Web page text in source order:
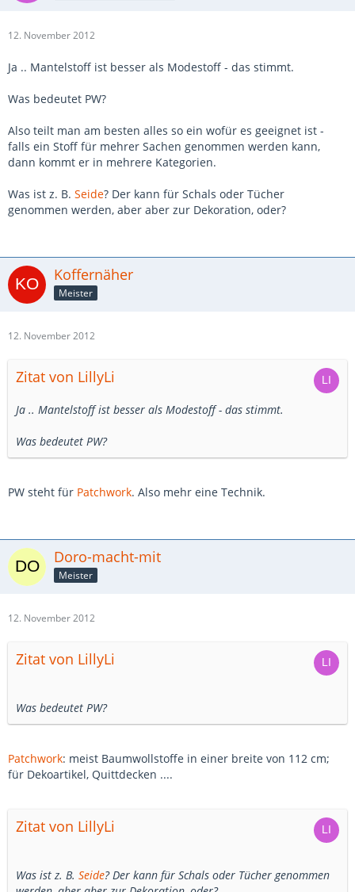
12. November 2012
Ja .. Mantelstoff ist besser als Modestoff - das stimmt.
Was bedeutet PW?
Also teilt man am besten alles so ein wofür es geeignet ist -
falls ein Stoff für mehrer Sachen genommen werden kann,
dann kommt er in mehrere Kategorien.
Was ist z. B. Seide? Der kann für Schals oder Tücher
genommen werden, aber aber zur Dekoration, oder?
Koffernäher
Meister
12. November 2012
Zitat von LillyLi
Ja .. Mantelstoff ist besser als Modestoff - das stimmt.
Was bedeutet PW?
PW steht für Patchwork. Also mehr eine Technik.
Doro-macht-mit
Meister
12. November 2012
Zitat von LillyLi
Was bedeutet PW?
Patchwork: meist Baumwollstoffe in einer breite von 112 cm;
für Dekoartikel, Quittdecken ....
Zitat von LillyLi
Was ist z. B. Seide? Der kann für Schals oder Tücher genommen